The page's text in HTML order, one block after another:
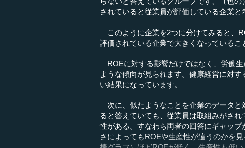
されていると従業員が評価している企業と
このように企業を2つに分けてみると、
評価されている企業で大きくなっているこ
ROEに対する影響だけではなく、労働
ような傾向が見られます。健康経営に対
い結果になっています。
次に、似たようなことを企業のデータと
ると答えていても、従業員は取組みがさ
性がある。すなわち両者の回答にギャッ
さによってもROEや生産性が違うのかを